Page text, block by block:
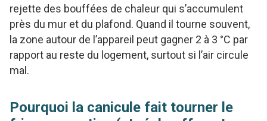
rejette des bouffées de chaleur qui s’accumulent
près du mur et du plafond. Quand il tourne souvent,
la zone autour de l’appareil peut gagner 2 à 3 °C par
rapport au reste du logement, surtout si l’air circule
mal.
Pourquoi la canicule fait tourner le